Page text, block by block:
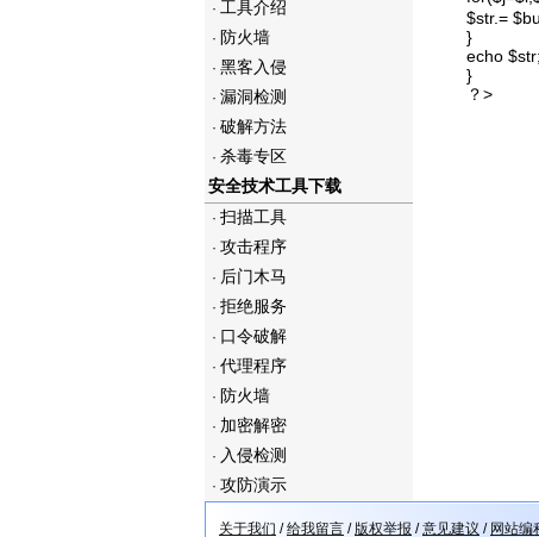
· 工具介绍
· 防火墙
· 黑客入侵
· 漏洞检测
· 破解方法
· 杀毒专区
安全技术工具下载
· 扫描工具
· 攻击程序
· 后门木马
· 拒绝服务
· 口令破解
· 代理程序
· 防火墙
· 加密解密
· 入侵检测
· 攻防演示
$str.=
}
echo
}
？>
关于我们 /给我留言 /版权举报 /意见建议 / 网站编